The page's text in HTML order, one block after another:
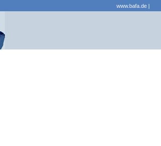
www.bafa.de |